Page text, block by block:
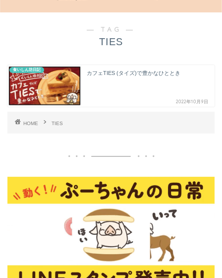
― TAG ―
TIES
食いしん坊日記
カフェTIES (タイズ)で豊かなひととき
2022年10月9日
HOME TIES